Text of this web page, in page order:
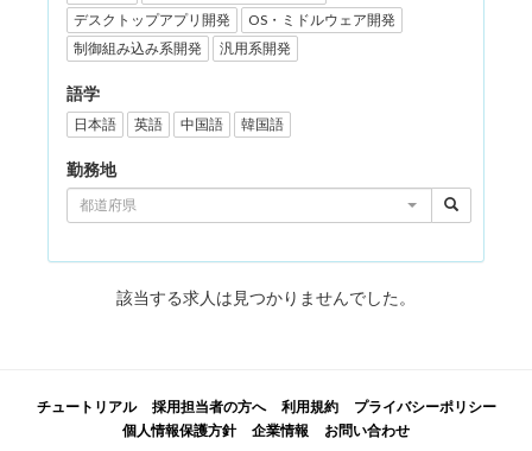
デスクトップアプリ開発
OS・ミドルウェア開発
制御組み込み系開発
汎用系開発
語学
日本語 英語 中国語 韓国語
勤務地
都道府県
該当する求人は見つかりませんでした。
チュートリアル 採用担当者の方へ 利用規約
プライバシーポリシー
個人情報保護方針
企業情報 お問い合わせ